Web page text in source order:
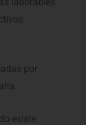
por
existe